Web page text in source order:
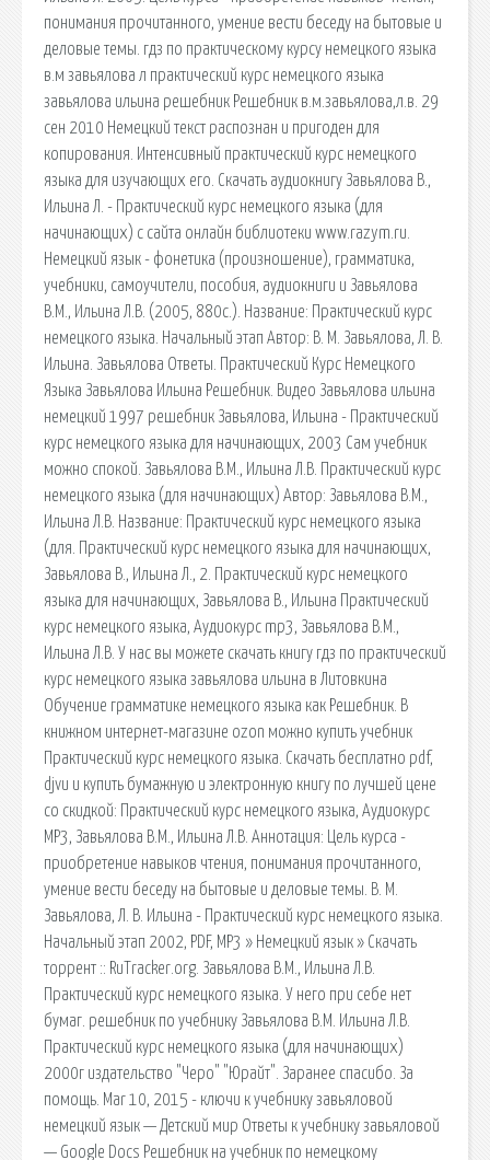
понимания прочитанного, умение вести беседу на бытовые и
деловые темы. гдз по практическому курсу немецкого языка
в.м завьялова л практический курс немецкого языка
завьялова ильина решебник Решебник в.м.завьялова,л.в. 29
сен 2010 Немецкий текст распознан и пригоден для
копирования. Интенсивный практический курс немецкого
языка для изучающих его. Скачать аудиокнигу Завьялова В.,
Ильина Л. - Практический курс немецкого языка (для
начинающих) с сайта онлайн библиотеки www.razym.ru.
Немецкий язык - фонетика (произношение), грамматика,
учебники, самоучители, пособия, аудиокниги и Завьялова
В.М., Ильина Л.В. (2005, 880с.). Название: Практический курс
немецкого языка. Начальный этап Автор: В. М. Завьялова, Л. В.
Ильина. Завьялова Ответы. Практический Курс Немецкого
Языка Завьялова Ильина Решебник. Видео Завьялова ильина
немецкий 1997 решебник Завьялова, Ильина - Практический
курс немецкого языка для начинающих, 2003 Сам учебник
можно спокой. Завьялова В.М., Ильина Л.В. Практический курс
немецкого языка (для начинающих) Автор: Завьялова В.М.,
Ильина Л.В. Название: Практический курс немецкого языка
(для. Практический курс немецкого языка для начинающих,
Завьялова В., Ильина Л., 2. Практический курс немецкого
языка для начинающих, Завьялова В., Ильина Практический
курс немецкого языка, Аудиокурс mp3, Завьялова В.М.,
Ильина Л.В. У нас вы можете скачать книгу гдз по практический
курс немецкого языка завьялова ильина в Литовкина
Обучение грамматике немецкого языка как Решебник. В
книжном интернет-магазине ozon можно купить учебник
Практический курс немецкого языка. Скачать бесплатно pdf,
djvu и купить бумажную и электронную книгу по лучшей цене
со скидкой: Практический курс немецкого языка, Аудиокурс
MP3, Завьялова В.М., Ильина Л.В. Аннотация: Цель курса -
приобретение навыков чтения, понимания прочитанного,
умение вести беседу на бытовые и деловые темы. В. М.
Завьялова, Л. В. Ильина - Практический курс немецкого языка.
Начальный этап 2002, PDF, MP3 » Немецкий язык » Скачать
торрент :: RuTracker.org. Завьялова В.М., Ильина Л.В.
Практический курс немецкого языка. У него при себе нет
бумаг. решебник по учебнику Завьялова В.М. Ильина Л.В.
Практический курс немецкого языка (для начинающих)
2000г издательство "Черо" "Юрайт". Заранее спасибо. За
помощь. Mar 10, 2015 - ключи к учебнику завьяловой
немецкий язык — Детский мир Ответы к учебнику завьяловой
— Google Docs Решебник на учебник по немецкому